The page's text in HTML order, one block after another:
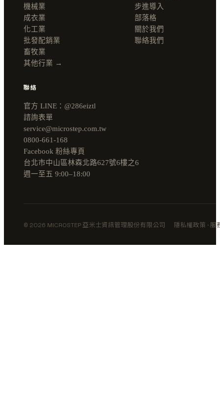
機械業
成衣業
化工業
批發配銷業
畜牧業
其他行業 →
步進導入
部落格
關於我們
聯絡我們
聯絡
官方 LINE：@286eiztl
諮詢表單
service@microstep.com.tw
0800-661-168
Facebook 粉絲專頁
台北市中山區林森北路627號6樓之6
週一至五 9:00–18:00
© 2026 MICROSTEP 亞米士資訊管理股份有限公司 隱私權政策 ·服